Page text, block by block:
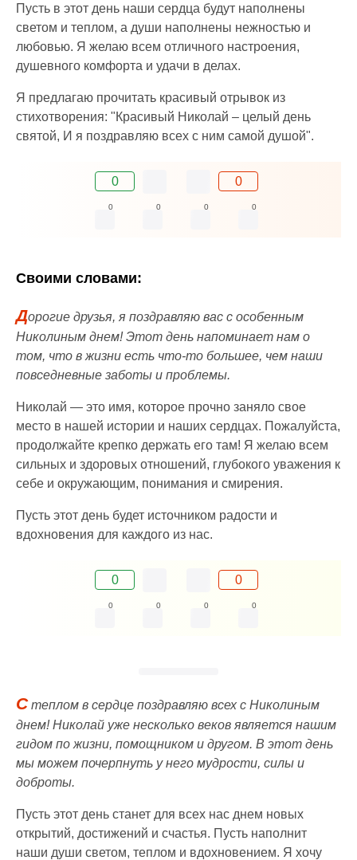
Пусть в этот день наши сердца будут наполнены
светом и теплом, а души наполнены нежностью и
любовью. Я желаю всем отличного настроения,
душевного комфорта и удачи в делах.
Я предлагаю прочитать красивый отрывок из
стихотворения: "Красивый Николай – целый день
святой, И я поздравляю всех с ним самой душой".
0 0
0 0 0 0
Своими словами:
Дорогие друзья, я поздравляю вас с особенным
Николиным днем! Этот день напоминает нам о
том, что в жизни есть что-то большее, чем наши
повседневные заботы и проблемы.
Николай — это имя, которое прочно заняло свое
место в нашей истории и наших сердцах. Пожалуйста,
продолжайте крепко держать его там! Я желаю всем
сильных и здоровых отношений, глубокого уважения к
себе и окружающим, понимания и смирения.
Пусть этот день будет источником радости и
вдохновения для каждого из нас.
0 0
0 0 0 0
Степлом в сердце поздравляю всех с Николиным
днем! Николай уже несколько веков является нашим
гидом по жизни, помощником и другом. В этот день
мы можем почерпнуть у него мудрости, силы и
доброты.
Пусть этот день станет для всех нас днем новых
открытий, достижений и счастья. Пусть наполнит
наши души светом, теплом и вдохновением. Я хочу